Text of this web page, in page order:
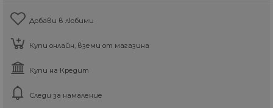
Добави в любими
Купи онлайн, вземи от магазина
Купи на Кредит
Следи за намаление